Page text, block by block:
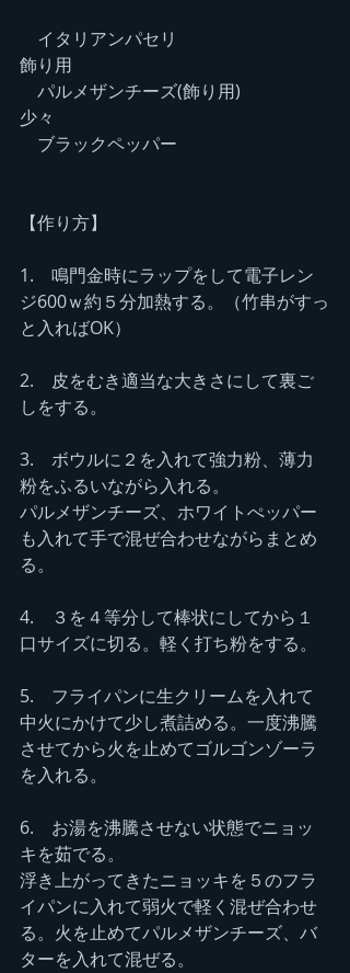
イタリアンパセリ
飾り用
パルメザンチーズ(飾り用)
少々
ブラックペッパー
【作り方】
1.　鳴門金時にラップをして電子レン
ジ600ｗ約５分加熱する。（竹串がすっ
と入ればOK）
2.　皮をむき適当な大きさにして裏ご
しをする。
3.　ボウルに２を入れて強力粉、薄力
粉をふるいながら入れる。
パルメザンチーズ、ホワイトぺッパー
も入れて手で混ぜ合わせながらまとめ
る。
4.　３を４等分して棒状にしてから１
口サイズに切る。軽く打ち粉をする。
5.　フライパンに生クリームを入れて
中火にかけて少し煮詰める。一度沸騰
させてから火を止めてゴルゴンゾーラ
を入れる。
6.　お湯を沸騰させない状態でニョッ
キを茹でる。
浮き上がってきたニョッキを５のフラ
イパンに入れて弱火で軽く混ぜ合わせ
る。火を止めてパルメザンチーズ、バ
ターを入れて混ぜる。